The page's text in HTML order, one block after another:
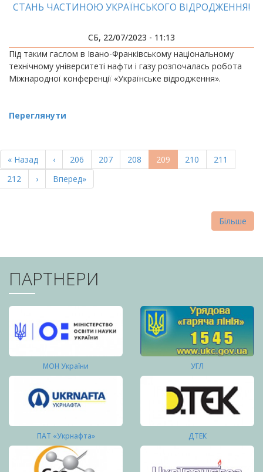
СТАНЬ ЧАСТИНОЮ УКРАЇНСЬКОГО ВІДРОДЖЕННЯ!
СБ, 22/07/2023 - 11:13
Під таким гаслом в Івано-Франківському національному
технічному університеті нафти і газу розпочалась робота
Міжнародної конференції «Українське відродження».
Переглянути
НА
СТОРІНКИ
Перша
сторінка
« Назад
Попередня
сторінка
‹ Page
206 Page
207 Page
208
Поточна
сторінка
209 Page
210 Page
211
Page
212
Наступна
сторінка
›
Остання
сторінка
Вперед»
Більше
ПАРТНЕРИ
МОН України УГЛ
ПАТ «Укрнафта» ДТЕК